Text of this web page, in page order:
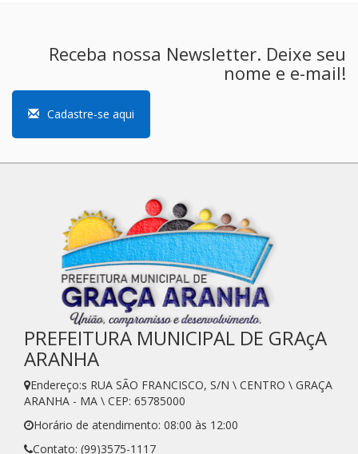
Receba nossa Newsletter. Deixe seu
nome e e-mail!
Cadastre-se aqui
PREFEITURA MUNICIPAL DE GRAçA
ARANHA
Endereço:s RUA SÃO FRANCISCO, S/N \ CENTRO \ GRAÇA
ARANHA - MA \ CEP: 65785000
Horário de atendimento: 08:00 às 12:00
Contato: (99)3575-1117